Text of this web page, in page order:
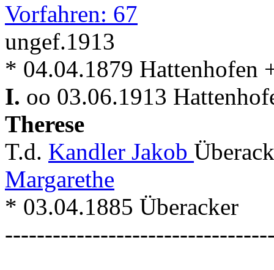
Vorfahren: 67
ungef.1913
* 04.04.1879 Hattenhofen
I. oo 03.06.1913
Therese
T.d. Kandler Jakob
Margarethe
* 03.04.1885 Überacker